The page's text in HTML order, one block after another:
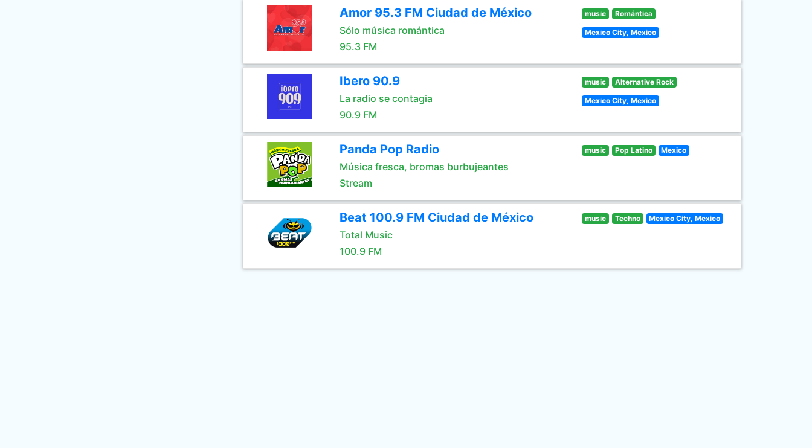
Amor 95.3 FM Ciudad de México
Sólo música romántica
95.3 FM
music Romántica
Mexico City, Mexico
Ibero 90.9
La radio se contagia
90.9 FM
music Alternative Rock
Mexico City, Mexico
Panda Pop Radio
Música fresca, bromas burbujeantes
Stream
music Pop Latino Mexico
Beat 100.9 FM Ciudad de México
Total Music
100.9 FM
music Techno Mexico City, Mexico